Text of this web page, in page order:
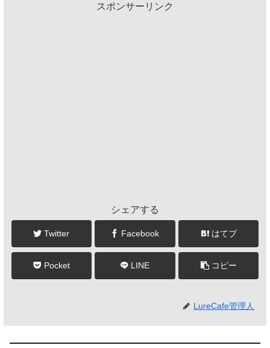
スポンサーリンク
シェアする
Twitter Facebook はてブ
Pocket LINE コピー
LureCafe管理人